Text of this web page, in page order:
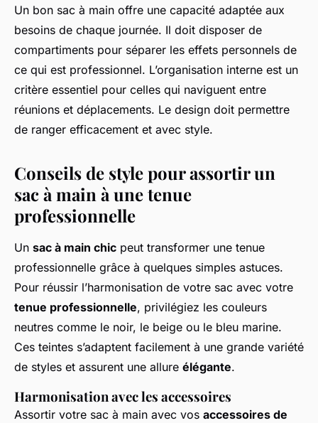
Un bon sac à main offre une capacité adaptée aux
besoins de chaque journée. Il doit disposer de
compartiments pour séparer les effets personnels de
ce qui est professionnel. L’organisation interne est un
critère essentiel pour celles qui naviguent entre
réunions et déplacements. Le design doit permettre
de ranger efficacement et avec style.
Conseils de style pour assortir un
sac à main à une tenue
professionnelle
Un sac à main chic peut transformer une tenue
professionnelle grâce à quelques simples astuces.
Pour réussir l’harmonisation de votre sac avec votre
tenue professionnelle, privilégiez les couleurs
neutres comme le noir, le beige ou le bleu marine.
Ces teintes s’adaptent facilement à une grande variété
de styles et assurent une allure élégante.
Harmonisation avec les accessoires
Assortir votre sac à main avec vos accessoires de